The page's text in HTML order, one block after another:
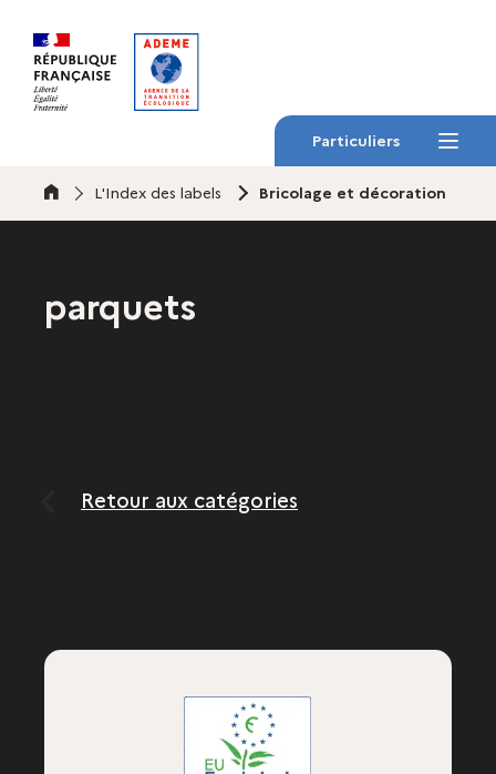
Particuliers
Menu
AccueilL'Index des labels Bricolage et décoration
parquets
Retour aux catégories